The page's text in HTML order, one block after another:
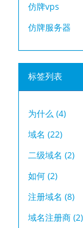
仿牌vps
仿牌服务器
标签列表
为什么 (4)
域名 (22)
二级域名 (2)
如何 (2)
注册域名 (8)
域名注册商 (2)